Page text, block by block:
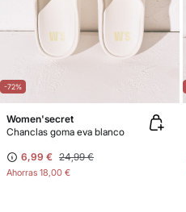
-72%
Women'secret
Chanclas goma eva blanco
6,99 € 24,99 €
Ahorras 18,00 €